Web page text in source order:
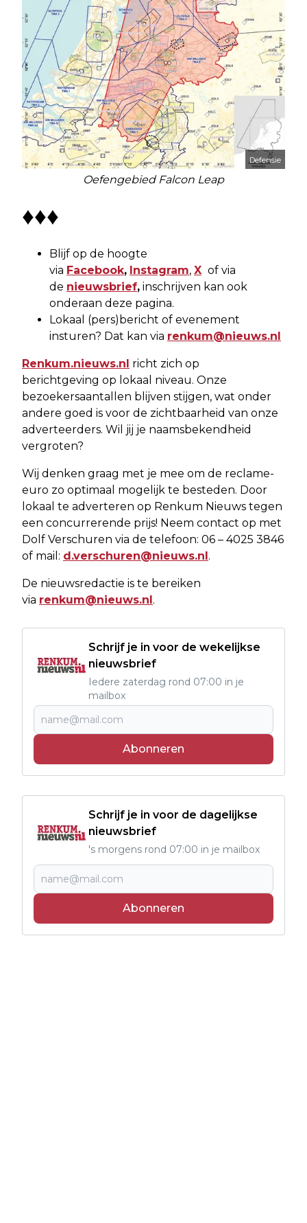
Defensie
Oefengebied Falcon Leap
♦♦♦
Blijf op de hoogte
via Facebook, Instagram, X of via
de nieuwsbrief, inschrijven kan ook
onderaan deze pagina.
Lokaal (pers)bericht of evenement
insturen? Dat kan via renkum@nieuws.nl
Renkum.nieuws.nl richt zich op
berichtgeving op lokaal niveau. Onze
bezoekersaantallen blijven stijgen, wat onder
andere goed is voor de zichtbaarheid van onze
adverteerders. Wil jij je naamsbekendheid
vergroten?
Wij denken graag met je mee om de reclame-
euro zo optimaal mogelijk te besteden. Door
lokaal te adverteren op Renkum Nieuws tegen
een concurrerende prijs! Neem contact op met
Dolf Verschuren via de telefoon: 06 – 4025 3846
of mail: d.verschuren@nieuws.nl.
De nieuwsredactie is te bereiken
via renkum@nieuws.nl.
Schrijf je in voor de wekelijkse
nieuwsbrief
Iedere zaterdag rond 07:00 in je
mailbox
Abonneren
Schrijf je in voor de dagelijkse
nieuwsbrief
's morgens rond 07:00 in je mailbox
Abonneren